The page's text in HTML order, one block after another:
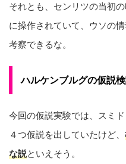
それとも、センリツの当初
に操作されていて、ウソの
考察できるな。
ハルケンブルグの仮説
今回の仮説実験では、スミ
４つ仮説を出していたけど、
な説といえそう。